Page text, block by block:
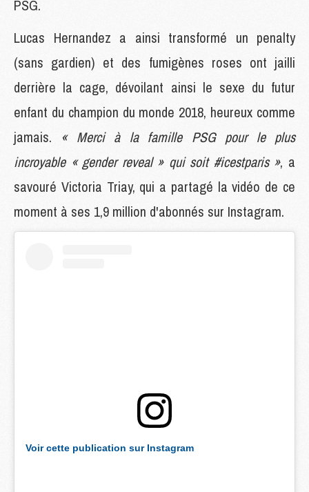
PSG.
Lucas Hernandez a ainsi transformé un penalty
(sans gardien) et des fumigènes roses ont jailli
derrière la cage, dévoilant ainsi le sexe du futur
enfant du champion du monde 2018, heureux comme
jamais. « Merci à la famille PSG pour le plus
incroyable « gender reveal » qui soit #icestparis », a
savouré Victoria Triay, qui a partagé la vidéo de ce
moment à ses 1,9 million d'abonnés sur Instagram.
Voir cette publication sur Instagram